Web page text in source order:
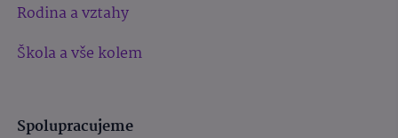
Rodina a vztahy
Škola a vše kolem
Spolupracujeme